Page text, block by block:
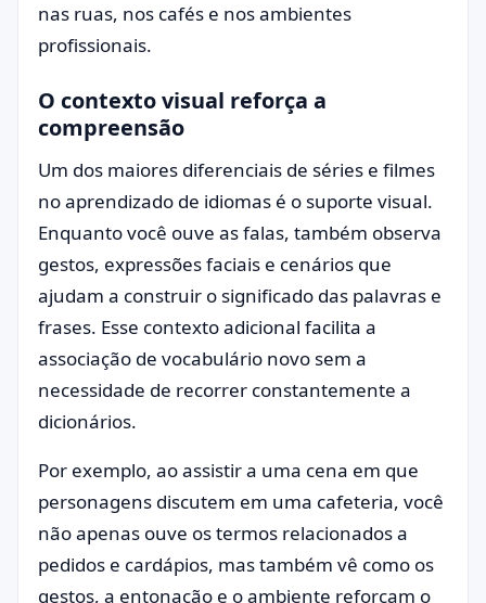
nas ruas, nos cafés e nos ambientes
profissionais.
O contexto visual reforça a
compreensão
Um dos maiores diferenciais de séries e filmes
no aprendizado de idiomas é o suporte visual.
Enquanto você ouve as falas, também observa
gestos, expressões faciais e cenários que
ajudam a construir o significado das palavras e
frases. Esse contexto adicional facilita a
associação de vocabulário novo sem a
necessidade de recorrer constantemente a
dicionários.
Por exemplo, ao assistir a uma cena em que
personagens discutem em uma cafeteria, você
não apenas ouve os termos relacionados a
pedidos e cardápios, mas também vê como os
gestos, a entonação e o ambiente reforçam o